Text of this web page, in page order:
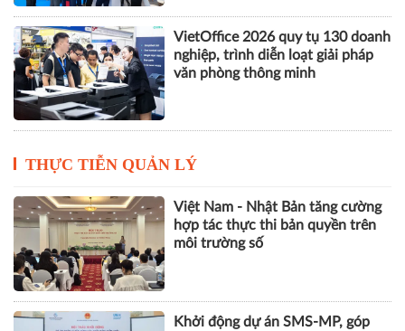
VietOffice 2026 quy tụ 130 doanh
nghiệp, trình diễn loạt giải pháp
văn phòng thông minh
THỰC TIỄN QUẢN LÝ
Việt Nam - Nhật Bản tăng cường
hợp tác thực thi bản quyền trên
môi trường số
Khởi động dự án SMS-MP, góp